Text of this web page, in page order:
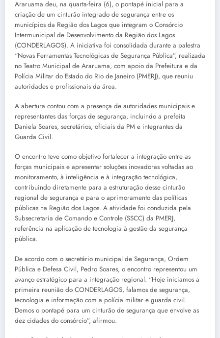
Araruama deu, na quarta-feira (6), o pontapé inicial para a
criação de um cinturão integrado de segurança entre os
municípios da Região dos Lagos que integram o Consórcio
Intermunicipal de Desenvolvimento da Região dos Lagos
(CONDERLAGOS). A iniciativa foi consolidada durante a palestra
“Novas Ferramentas Tecnológicas de Segurança Pública”, realizada
no Teatro Municipal de Araruama, com apoio da Prefeitura e da
Polícia Militar do Estado do Rio de Janeiro (PMERJ), que reuniu
autoridades e profissionais da área.
A abertura contou com a presença de autoridades municipais e
representantes das forças de segurança, incluindo a prefeita
Daniela Soares, secretários, oficiais da PM e integrantes da
Guarda Civil.
O encontro teve como objetivo fortalecer a integração entre as
forças municipais e apresentar soluções inovadoras voltadas ao
monitoramento, à inteligência e à integração tecnológica,
contribuindo diretamente para a estruturação desse cinturão
regional de segurança e para o aprimoramento das políticas
públicas na Região dos Lagos. A atividade foi conduzida pela
Subsecretaria de Comando e Controle (SSCC) da PMERJ,
referência na aplicação de tecnologia à gestão da segurança
pública.
De acordo com o secretário municipal de Segurança, Ordem
Pública e Defesa Civil, Pedro Soares, o encontro representou um
avanço estratégico para a integração regional. “Hoje iniciamos a
primeira reunião do CONDERLAGOS, falamos de segurança,
tecnologia e informação com a polícia militar e guarda civil.
Demos o pontapé para um cinturão de segurança que envolve as
dez cidades do consórcio”, afirmou.